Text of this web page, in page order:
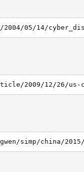
05/14/
2009/12/26/us-
simp/china/